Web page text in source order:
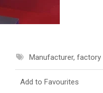
Manufacturer, factory
Add to Favourites